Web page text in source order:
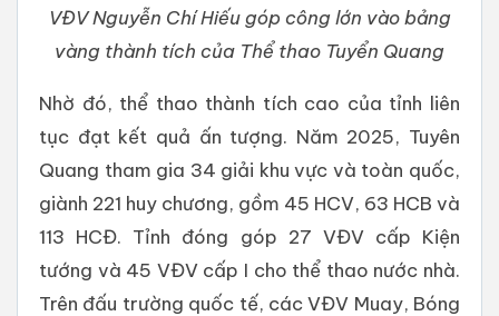
VĐV Nguyễn Chí Hiếu góp công lớn vào bảng
vàng thành tích của Thể thao Tuyển Quang
Nhờ đó, thể thao thành tích cao của tỉnh liên
tục đạt kết quả ấn tượng. Năm 2025, Tuyên
Quang tham gia 34 giải khu vực và toàn quốc,
giành 221 huy chương, gồm 45 HCV, 63 HCB và
113 HCĐ. Tỉnh đóng góp 27 VĐV cấp Kiện
tướng và 45 VĐV cấp I cho thể thao nước nhà.
Trên đấu trường quốc tế, các VĐV Muay, Bóng